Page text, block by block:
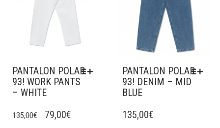
PANTALON POLAR
93! WORK PANTS
– WHITE
PRODUIT
135,00€
LE
79,00€LE
PANTALON POLAR
93! DENIM – MID
BLUE
PRODUIT
135,00€